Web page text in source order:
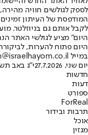
לספק לגולשים חוויה
המודפסת של העיתון
לקבל אותם גם בניוזלטר.
היום" מציע לגולשי האתר
היום פתוח להערות,
במייל hayom@israelhayom.co.il.
יום שני, 27.7.2026
י"ג באב
חדשות
דעות
ספורט
ForReal
תרבות ובידור
אוכל
מגזין